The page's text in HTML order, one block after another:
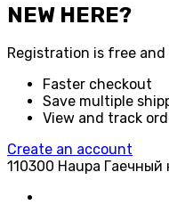
NEW HERE?
Registration is free and
Faster checkout
Save multiple
View and track
Create an account
110300 Haupa Гаечный